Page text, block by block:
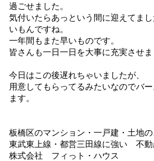
過ごせました。
気付いたらあっという間に迎えてま
いもんですね。
一年間もまた早いものです。
皆さんも一日一日を大事に充実させま
今日はこの後遅れちゃいましたが、
用意してもらってるみたいなのでバ
ます。
板橋区のマンション・一戸建・土地の
東武東上線・都営三田線に強い 不
株式会社 フィっト・ハウス